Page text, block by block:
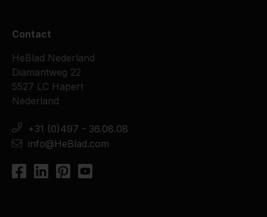
Contact
HeBlad Nederland
Diamantweg 22
5527 LC Hapert
Nederland
+31 (0)497 - 36.08.08
info@HeBlad.com